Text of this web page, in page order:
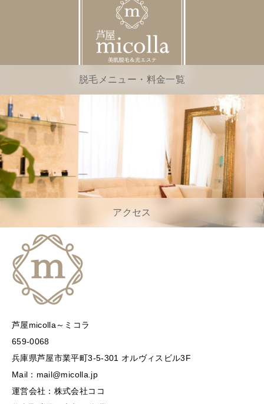
脱毛メニュー・料金一覧
アクセス
芦屋micolla～ミコラ
659-0068
兵庫県芦屋市業平町3-5-301 オルヴィスビル3F
Mail：mail@micolla.jp
運営会社：株式会社ココ